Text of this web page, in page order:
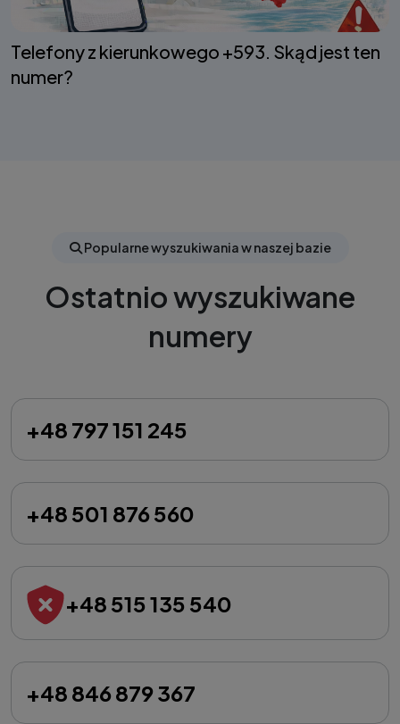
Telefony z kierunkowego +593. Skąd jest ten
numer?
Popularne wyszukiwania w naszej bazie
Ostatnio wyszukiwane
numery
+48 797 151 245
+48 501 876 560
+48 515 135 540
+48 846 879 367